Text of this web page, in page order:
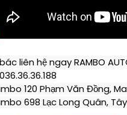
liên hệ ngay RAMBO
120 Phạm Văn Đồng,
698 Lạc Long Quân, Tây